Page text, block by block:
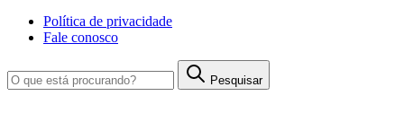
Política de privacidade
Fale conosco
Pesquisar